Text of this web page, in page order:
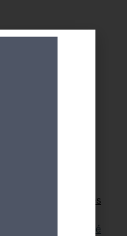
Retour aux activités
Lien pour cette activité